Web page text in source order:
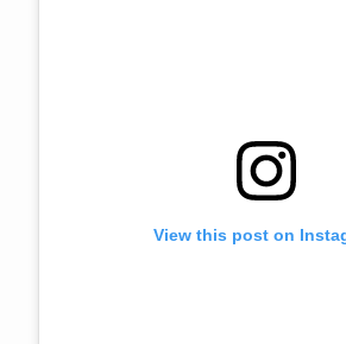
View this post on